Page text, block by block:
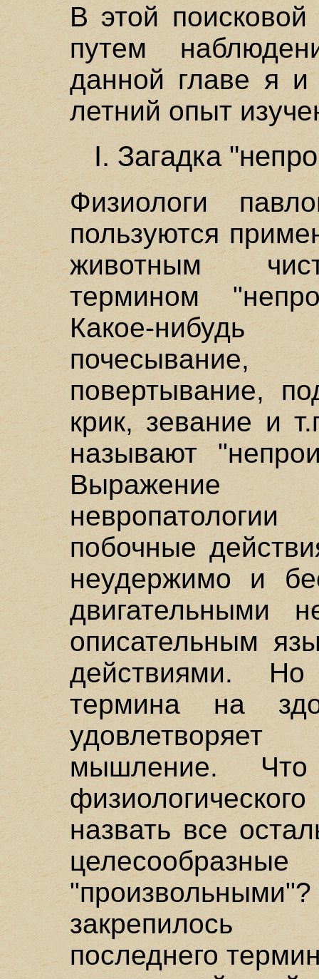
В этой
путем
данной главе я
летний опыт
I. Загадка
Физиологи
пользуются
животным
термином
Какое-
повертывание,
крик, зевание и
называют
Выражение
побочные
неудержимо и
двигательными
описательным
действиями. Но
термина на
мышление.
назвать все
закрепилось
последнего